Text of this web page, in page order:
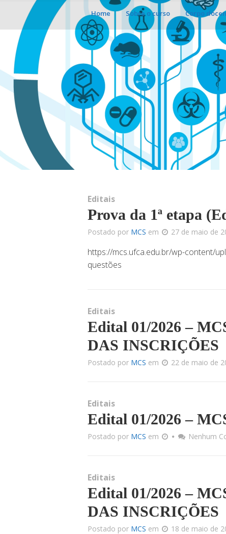
Home Sobre o curso Corpo
Editais
Prova da 1ª etapa
Postado por MCS em 27 de maio de
https://mcs.ufca.edu.br/wp-content/
questões
Editais
Edital 01/2026 –
DAS INSCRIÇÕES
Postado por MCS em 22 de maio de
Editais
Edital 01/2026 –
Postado por MCS em Nenhum
Editais
Edital 01/2026 –
DAS INSCRIÇÕES
Postado por MCS em 18 de maio de